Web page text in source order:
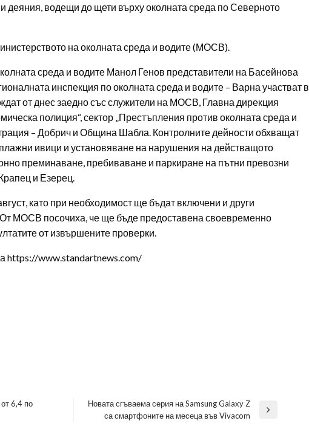
деяния, водещи до щети върху околната среда по Северното
на околната среда и водите (МОСВ).
среда и водите Манол Генов представители на Басейнова
инспекция по околната среда и водите – Варна участват в
от днес заедно със служители на МОСВ, Главна дирекция
полиция“, сектор „Престъпления против околната среда и
– Добрич и Община Шабла. Контролните дейности обхващат
ивици и установяване на нарушения на действащото
преминаване, пребиваване и паркиране на пътни превозни
и Езерец.
като при необходимост ще бъдат включени и други
От МОСВ посочиха, че ще бъде предоставена своевременно
от извършените проверки.
https://www.standartnews.com/
6,4 по
Новата сгъваема серия на Samsung Galaxy Z
са смартфоните на месеца във Vivacom